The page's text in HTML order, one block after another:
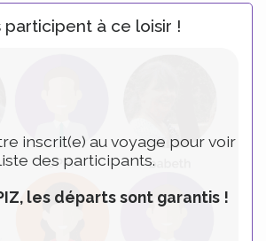
participent à ce loisir !
inscrit(e) au voyage pour voir
des participants.
les départs sont garantis !